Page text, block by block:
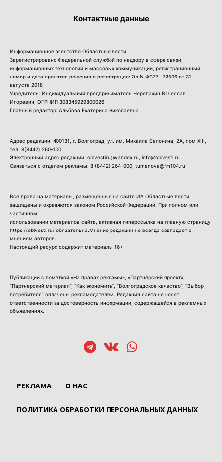
Контактные данные
Информационное агентство Областные вести
Зарегистрировано Федеральной службой по надзору в сфере связи,
информационных технологий и массовых коммуникации, регистрационный
номер и дата принятия решения о регистрации: Эл N ФС77- 73506 от 31
августа 2018
Учредитель: Индивидуальный предприниматель Черепахин Вячеслав
Игоревич, ОГРНИП 308345929800026
Главный редактор: Альбова Екатерина Николаевна
Адрес редакции: 400131, г. Волгоград, ул. им. Михаила Балонина, 2А, пом XIII,
тел. 8(8442) 260-100
Электронный адрес редакции: oblvestiru@yandex.ru, info@oblvesti.ru
Связаться с отделом рекламы: 8 (8442) 264-000 , tumanova@fm104.ru
Все права на материалы, размещенные на сайте ИА Областные вести,
защищены и охраняются законом Российской Федерации. При полном или
частичном
использовании материалов сайта, активная гиперссылка на главную страницу
https://oblvesti.ru/ обязательна.Мнение редакции не всегда совпадает с
мнением авторов.
Настоящий ресурс содержит материалы 16+
Публикации с пометкой «На правах рекламы», «Партнёрский проект»,
“Партнерский материал”, “Как экономить”, “Волгоградское качество”, “Выбор
потребителя” оплачены рекламодателем. Редакция сайта не несет
ответственности за достоверность информации, содержащейся в рекламных
объявлениях.
РЕКЛАМА О НАС
ПОЛИТИКА ОБРАБОТКИ ПЕРСОНАЛЬНЫХ ДАННЫХ